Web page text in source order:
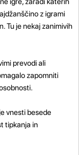
z igrami
Tu je nekaj zanimivih
prevodi ali
zapomniti
vnesti besede
tipkanja in